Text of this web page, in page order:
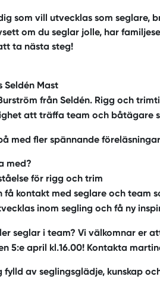
som vill utvecklas som seglare,
om du seglar jolle, har
ta nästa steg!
Seldén Mast
från Seldén. Rigg och
att träffa team och båtägare
med fler spännande
med?
för rigg och trim
få kontakt med seglare och team
inom segling och få ny
seglar i team? Vi välkomnar er
5:e april kl.16.00! Kontakta
fylld av seglingsglädje, kunskap